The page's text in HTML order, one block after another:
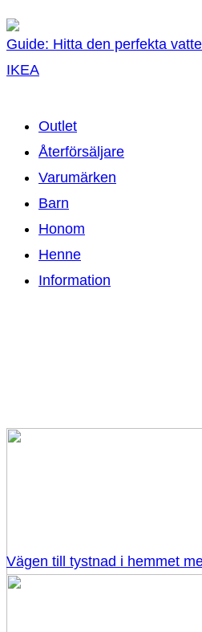
Guide: Hitta den perfekta
IKEA
Outlet
Återförsäljare
Varumärken
Barn
Honom
Henne
Information
Vägen till tystnad i hemmet